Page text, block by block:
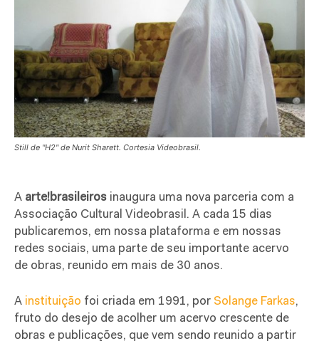
Still de "H2" de Nurit Sharett. Cortesia Videobrasil.
A arte!brasileiros inaugura uma nova parceria com a
Associação Cultural Videobrasil. A cada 15 dias
publicaremos, em nossa plataforma e em nossas
redes sociais, uma parte de seu importante acervo
de obras, reunido em mais de 30 anos.
A instituição foi criada em 1991, por Solange Farkas,
fruto do desejo de acolher um acervo crescente de
obras e publicações, que vem sendo reunido a partir